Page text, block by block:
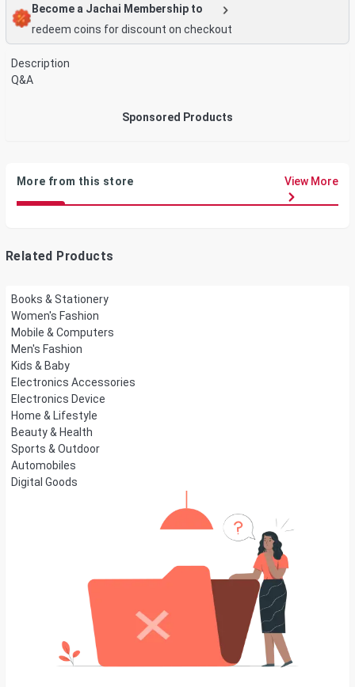
Become a Jachai Membership to
redeem coins for discount on checkout
Description
Q&A
Sponsored Products
More from this store View More
Related Products
Books & Stationery
Women's Fashion
Mobile & Computers
Men's Fashion
Kids & Baby
Electronics Accessories
Electronics Device
Home & Lifestyle
Beauty & Health
Sports & Outdoor
Automobiles
Digital Goods